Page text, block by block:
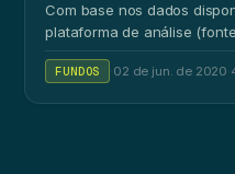
Com base nos dados
plataforma de análise
FUNDOS 02 de jun. de 2020